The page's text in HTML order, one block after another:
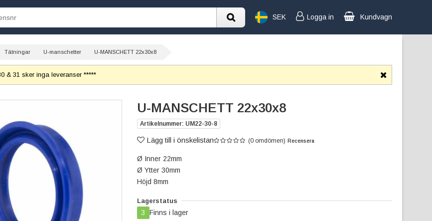
Logga in Kundvagn
SEK
Tätningar U-manschetter U-MANSCHETT 22x30x8
& 31 sker inga leveranser *****
U-MANSCHETT 22x30x8
Artikelnummer: UM22-30-8
Lägg till i önskelistan (0 omdömen) Recensera
Ø Inner 22mm
Ø Ytter 30mm
Höjd 8mm
Lagerstatus
3 Finns i lager